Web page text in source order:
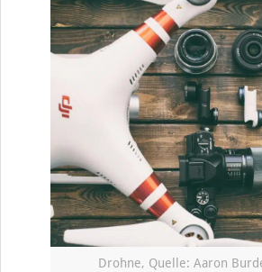
Drohne, Quelle: Aaron